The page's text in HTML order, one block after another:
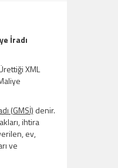
İradı
XML
(GMSİ) denir.
ihtira
ev,
ve